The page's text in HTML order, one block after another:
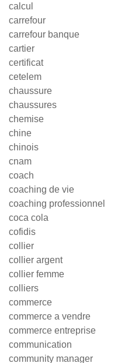
calcul
carrefour
carrefour banque
cartier
certificat
cetelem
chaussure
chaussures
chemise
chine
chinois
cnam
coach
coaching de vie
coaching professionnel
coca cola
cofidis
collier
collier argent
collier femme
colliers
commerce
commerce a vendre
commerce entreprise
communication
community manager